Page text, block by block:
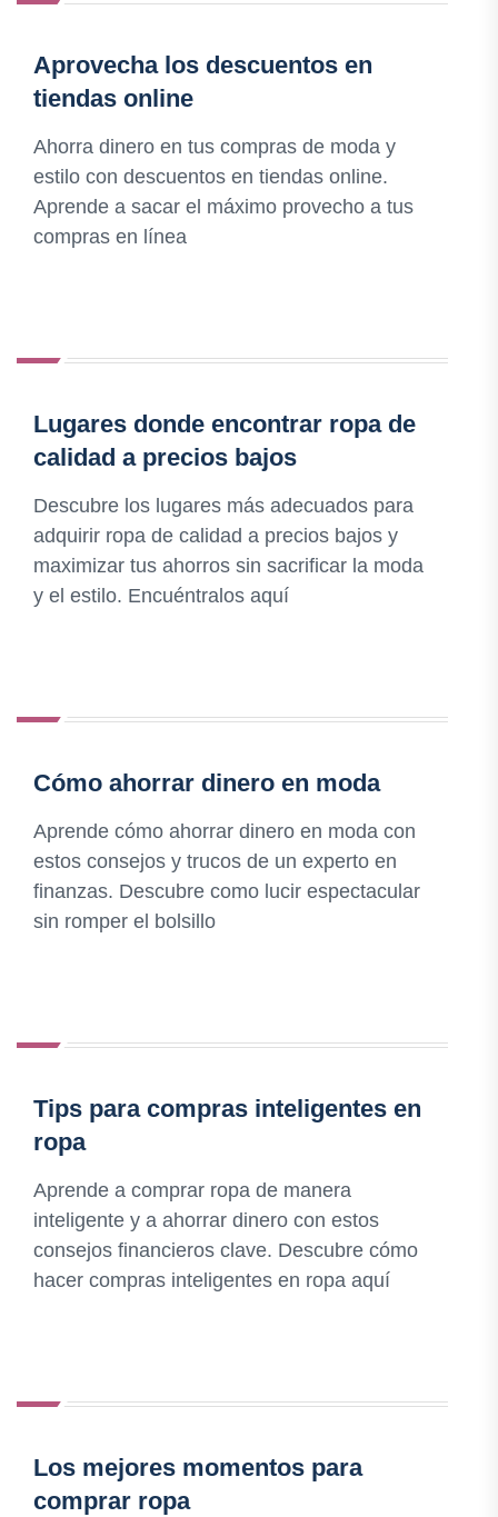
Aprovecha los descuentos en
tiendas online
Ahorra dinero en tus compras de moda y
estilo con descuentos en tiendas online.
Aprende a sacar el máximo provecho a tus
compras en línea
Lugares donde encontrar ropa de
calidad a precios bajos
Descubre los lugares más adecuados para
adquirir ropa de calidad a precios bajos y
maximizar tus ahorros sin sacrificar la moda
y el estilo. Encuéntralos aquí
Cómo ahorrar dinero en moda
Aprende cómo ahorrar dinero en moda con
estos consejos y trucos de un experto en
finanzas. Descubre como lucir espectacular
sin romper el bolsillo
Tips para compras inteligentes en
ropa
Aprende a comprar ropa de manera
inteligente y a ahorrar dinero con estos
consejos financieros clave. Descubre cómo
hacer compras inteligentes en ropa aquí
Los mejores momentos para
comprar ropa